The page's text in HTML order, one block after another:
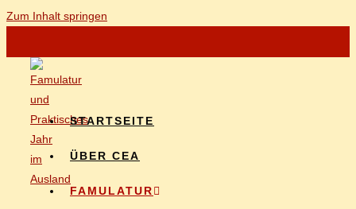
Zum Inhalt springen
START­SEI­TE
ÜBER CEA
FAMU­LA­TUR